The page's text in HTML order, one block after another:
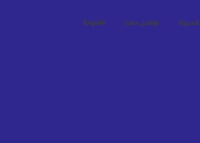
المدونة تواصل معنا English